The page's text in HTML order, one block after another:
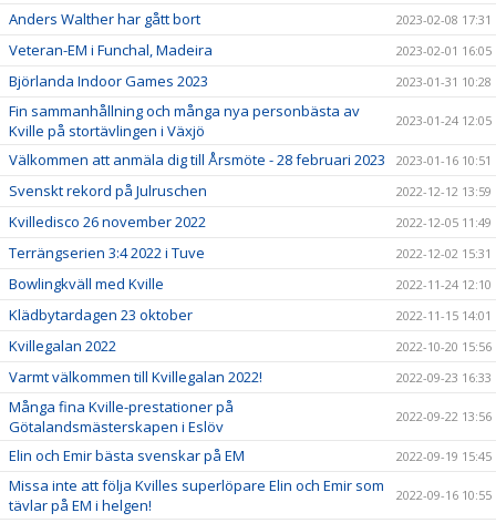
Anders Walther har gått bort 2023-02-08 17:31
Veteran-EM i Funchal, Madeira 2023-02-01 16:05
Björlanda Indoor Games 2023 2023-01-31 10:28
Fin sammanhållning och många nya personbästa av
Kville på stortävlingen i Växjö
2023-01-24 12:05
Välkommen att anmäla dig till Årsmöte - 28 februari 2023 2023-01-16 10:51
Svenskt rekord på Julruschen 2022-12-12 13:59
Kvilledisco 26 november 2022 2022-12-05 11:49
Terrängserien 3:4 2022 i Tuve 2022-12-02 15:31
Bowlingkväll med Kville 2022-11-24 12:10
Klädbytardagen 23 oktober 2022-11-15 14:01
Kvillegalan 2022 2022-10-20 15:56
Varmt välkommen till Kvillegalan 2022! 2022-09-23 16:33
Många fina Kville-prestationer på
Götalandsmästerskapen i Eslöv
2022-09-22 13:56
Elin och Emir bästa svenskar på EM 2022-09-19 15:45
Missa inte att följa Kvilles superlöpare Elin och Emir som
tävlar på EM i helgen!
2022-09-16 10:55